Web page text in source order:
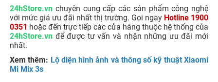
24hStore.vn chuyên cung cấp các sản phẩm công nghệ
với mức giá ưu đãi nhất thị trường. Gọi ngay Hotline 1900
0351 hoặc đến trực tiếp các cửa hàng thuộc hệ thống của
24hStore.vn để được tư vấn và nhận những ưu đãi mới
nhất.
Xem thêm: Lộ diện hình ảnh và thông số kỹ thuật Xiaomi
Mi Mix 3s